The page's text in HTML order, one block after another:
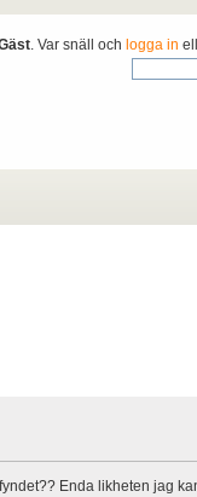
. Var snäll ochlogga in
Enda likheten jag